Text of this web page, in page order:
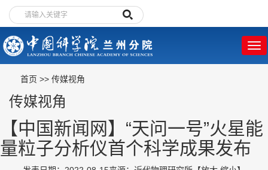
首页 >> 传媒视角
传媒视角
【中国新闻网】“天问一号”火星能
量粒子分析仪首个科学成果发布